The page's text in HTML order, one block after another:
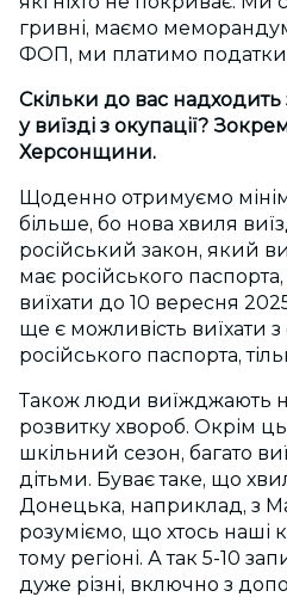
гривні, маємо
ФОП, ми платимо
Скільки до вас
у виїзді з окупації?
Херсонщини.
Щоденно отримуємо
більше, бо нова хвиля
російський закон, який
має російського
виїхати до 10 вересня
ще є можливість виїхати з
російського паспорта,
Також люди виїжджають
розвитку хвороб. Окрім
шкільний сезон, багато
дітьми. Буває таке, що
Донецька, наприклад, з
розуміємо, що хтось наші
тому регіоні. А так 5-10
дуже різні, включно з